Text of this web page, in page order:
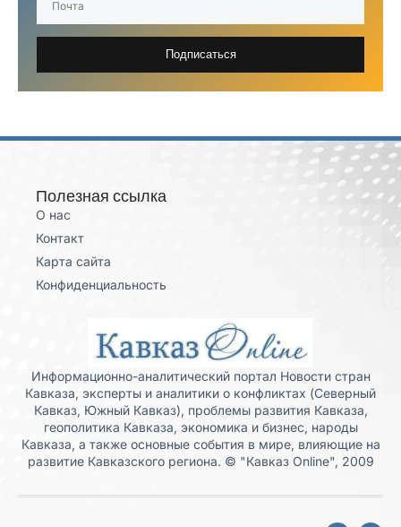
Подписаться
Полезная ссылка
О нас
Контакт
Карта сайта
Конфиденциальность
Информационно-аналитический портал Новости стран
Кавказа, эксперты и аналитики о конфликтах (Северный
Кавказ, Южный Кавказ), проблемы развития Кавказа,
геополитика Кавказа, экономика и бизнес, народы
Кавказа, а также основные события в мире, влияющие на
развитие Кавказского региона. © "Кавказ Online", 2009